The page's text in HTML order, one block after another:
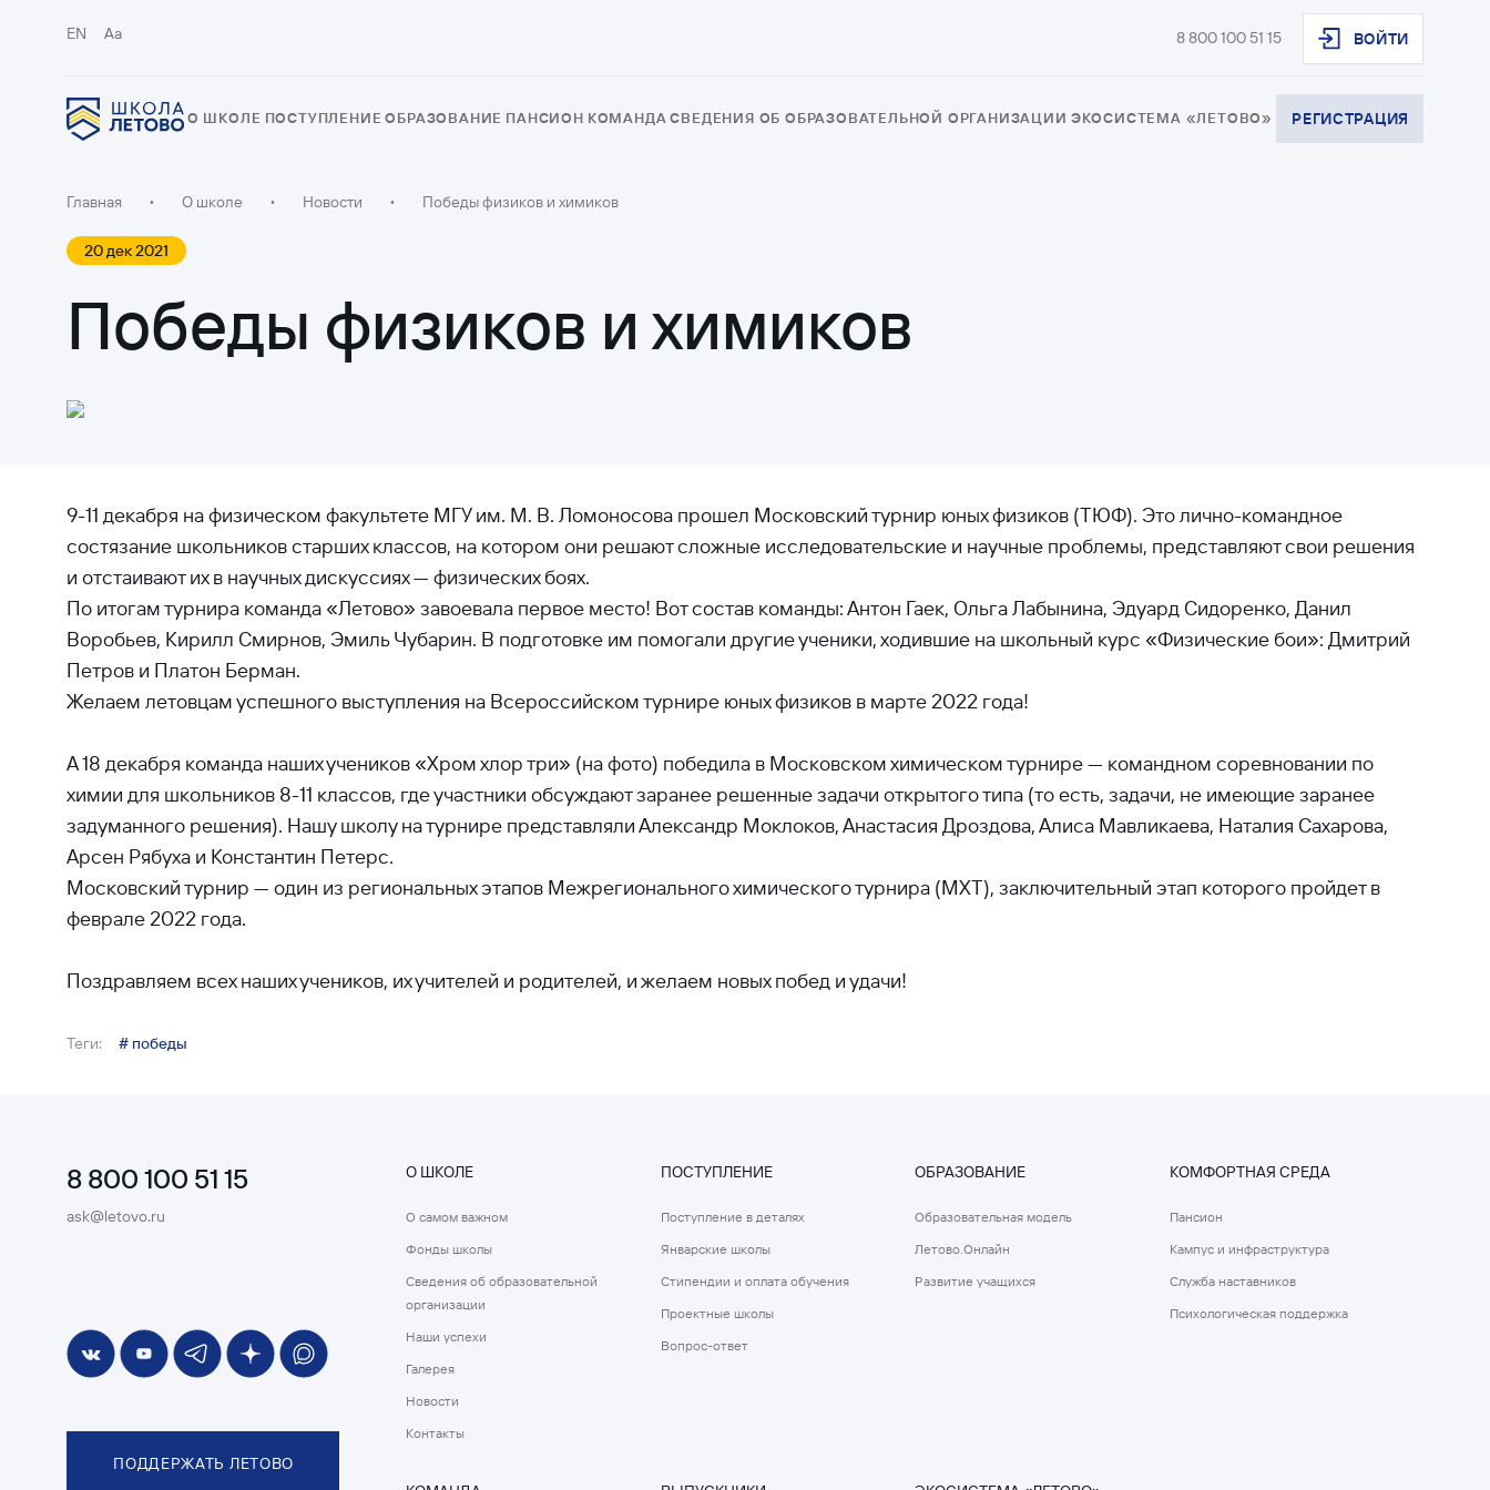
EN Aa 8 800 100 51 15 ВОЙТИ
О ШКОЛЕ ПОСТУПЛЕНИЕ ОБРАЗОВАНИЕ ПАНСИОН КОМАНДА СВЕДЕНИЯ ОБ ОБРАЗОВАТЕЛЬНОЙ ОРГАНИЗАЦИИ ЭКОСИСТЕМА «ЛЕТОВО» РЕГИСТРАЦИЯ
Главная • О школе • Новости • Победы физиков и химиков
20 дек 2021
Победы физиков и химиков
9-11 декабря на физическом факультете МГУ им. М. В. Ломоносова прошел Московский турнир юных физиков (ТЮФ). Это лично-командное
состязание школьников старших классов, на котором они решают сложные исследовательские и научные проблемы, представляют свои решения
и отстаивают их в научных дискуссиях — физических боях.
По итогам турнира команда «Летово» завоевала первое место! Вот состав команды: Антон Гаек, Ольга Лабынина, Эдуард Сидоренко, Данил
Воробьев, Кирилл Смирнов, Эмиль Чубарин. В подготовке им помогали другие ученики, ходившие на школьный курс «Физические бои»: Дмитрий
Петров и Платон Берман.
Желаем летовцам успешного выступления на Всероссийском турнире юных физиков в марте 2022 года!
А 18 декабря команда наших учеников «Хром хлор три» (на фото) победила в Московском химическом турнире — командном соревновании по
химии для школьников 8-11 классов, где участники обсуждают заранее решенные задачи открытого типа (то есть, задачи, не имеющие заранее
задуманного решения). Нашу школу на турнире представляли Александр Моклоков, Анастасия Дроздова, Алиса Мавликаева, Наталия Сахарова,
Арсен Рябуха и Константин Петерс.
Московский турнир — один из региональных этапов Межрегионального химического турнира (МХТ), заключительный этап которого пройдет в
феврале 2022 года.
Поздравляем всех наших учеников, их учителей и родителей, и желаем новых побед и удачи!
Теги: # победы
8 800 100 51 15
ask@letovo.ru
ПОДДЕРЖАТЬ ЛЕТОВО
О ШКОЛЕ
О самом важном
Фонды школы
Сведения об образовательной
организации
Наши успехи
Галерея
Новости
Контакты
ПОСТУПЛЕНИЕ
Поступление в деталях
Январские школы
Стипендии и оплата обучения
Проектные школы
Вопрос-ответ
ОБРАЗОВАНИЕ
Образовательная модель
Летово.Онлайн
Развитие учащихся
КОМФОРТНАЯ СРЕДА
Пансион
Кампус и инфраструктура
Служба наставников
Психологическая поддержка